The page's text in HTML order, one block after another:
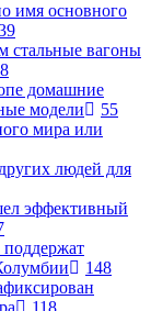
имя основного
стальные вагоны
домашние
модели
55
мира или
людей для
эффективный
148
118